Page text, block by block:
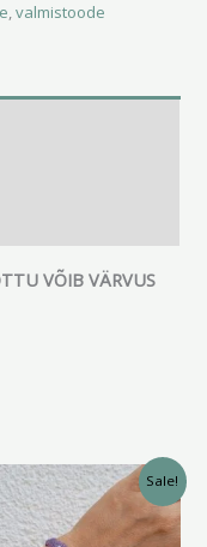
,valmistoode
VÕIB VÄRVUS
Sale!
Algne
hind
oli:
29.00 €.
Praegune
hind
on:
25.00 €.